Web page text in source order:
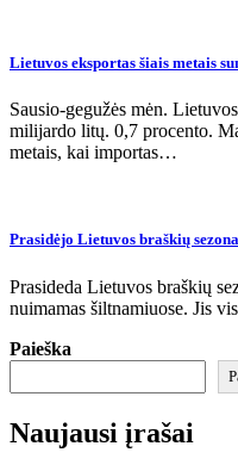
Lietuvos eksportas šiais metais
Sausio-gegužės mėn.
milijardo litų. 0,7 procento.
metais, kai importas…
Prasidėjo Lietuvos braškių
Prasideda Lietuvos braškių
nuimamas šiltnamiuose. Jis
Paieška
Naujausi įrašai